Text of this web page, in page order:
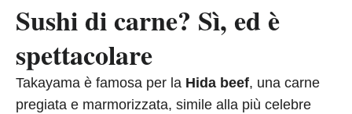
Sushi di carne? Sì, ed è
spettacolare
Takayama è famosa per la Hida beef, una carne
pregiata e marmorizzata, simile alla più celebre